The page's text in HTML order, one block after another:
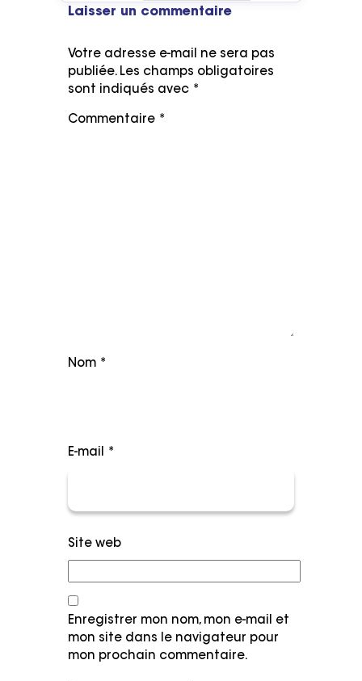
Laisser un commentaire
Votre adresse e-mail ne sera pas
publiée. Les champs obligatoires
sont indiqués avec *
Commentaire *
Nom *
E-mail *
Site web
Enregistrer mon nom, mon e-mail et
mon site dans le navigateur pour
mon prochain commentaire.